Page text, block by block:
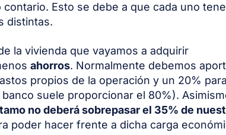
Esto se debe a que cada uno
distintas.
la vivienda que vayamos a adquirir
ahorros. Normalmente debemos
propios de la operación y un 20% para
suele proporcionar el 80%).
no deberá sobrepasar el 35% de
poder hacer frente a dicha carga